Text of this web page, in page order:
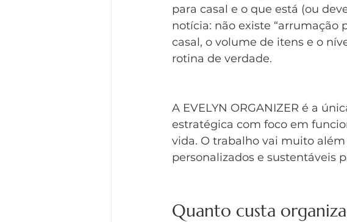
para casal e o que está (ou
notícia: não existe “arrumação
casal, o volume de itens e o
rotina de verdade.
A EVELYN ORGANIZER é a
estratégica com foco em
vida. O trabalho vai muito
personalizados e sustentáveis
Quanto custa